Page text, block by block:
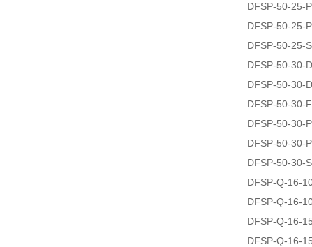
DFSP-50-25-
DFSP-50-25-
DFSP-50-25-
DFSP-50-30-
DFSP-50-30-
DFSP-50-30-
DFSP-50-30-
DFSP-50-30-
DFSP-50-30-
DFSP-Q-16-
DFSP-Q-16-
DFSP-Q-16-
DFSP-Q-16-